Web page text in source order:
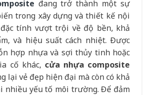
đang trở thành một sự
trong xây dựng và thiết kế nội
tính vượt trội về độ bền, khả
và hiệu suất cách nhiệt. Được
hợp nhựa và sợi thủy tinh hoặc
cố khác, cửa nhựa composite
lại vẻ đẹp hiện đại mà còn có khả
nhiều yếu tố môi trường. Để đảm